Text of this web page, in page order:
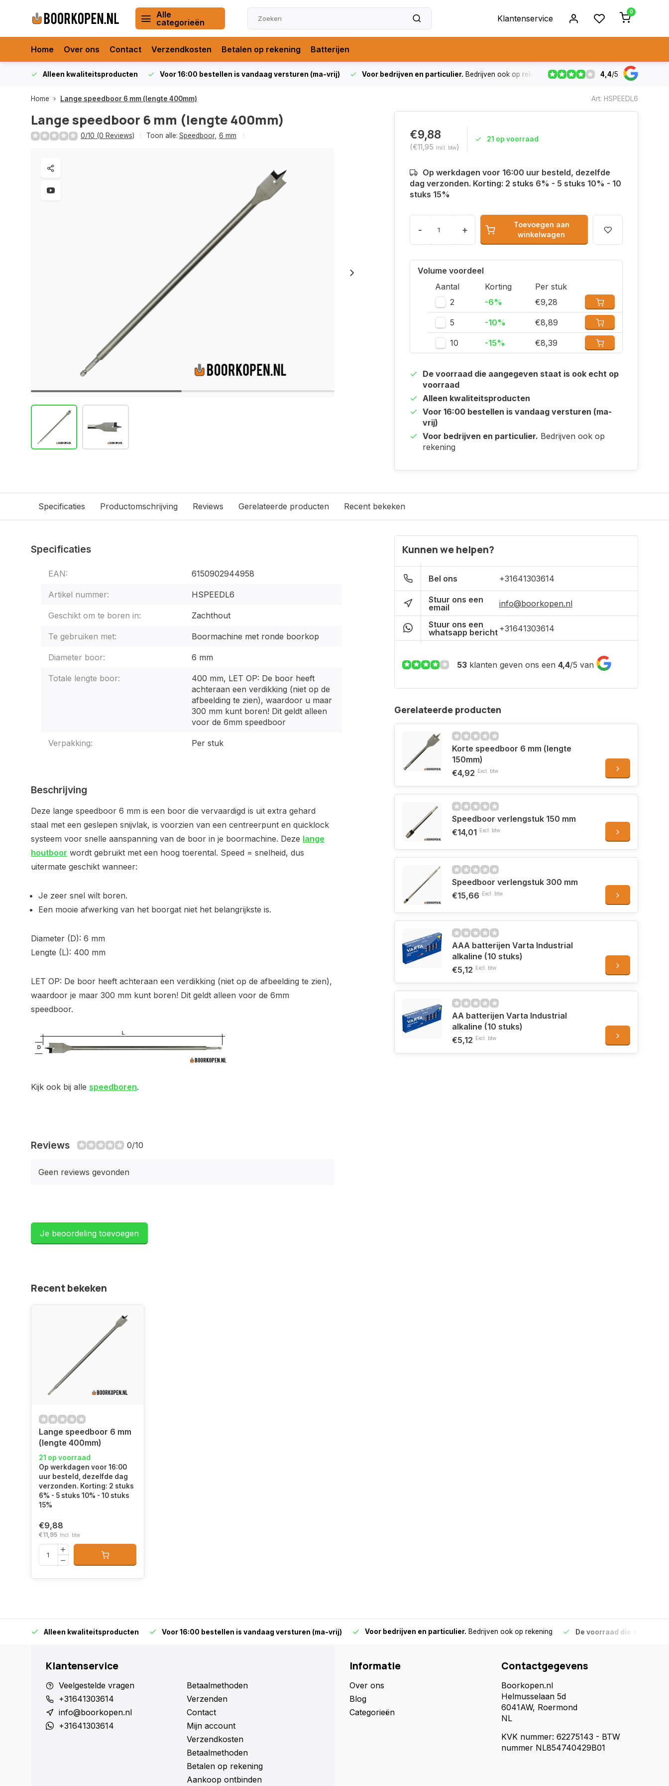
Alle
categorieën
Klantenservice
0
Home Over ons Contact Verzendkosten Betalen op rekening Batterijen
Alleen kwaliteitsproducten Voor 16:00 bestellen is vandaag versturen (ma-vrij) Voor bedrijven en particulier. Bedrijven ook op rekening De voorraad die
4,4/5
Home Lange speedboor 6 mm (lengte 400mm) Art: HSPEEDL6
Lange speedboor 6 mm (lengte 400mm)
0/10 (0 Reviews) Toon alle: Speedboor, 6 mm €9,88
(€11,95 Incl. btw)
21 op voorraad
Op werkdagen voor 16:00 uur besteld, dezelfde
dag verzonden. Korting: 2 stuks 6% - 5 stuks 10% - 10
stuks 15%
- +
Toevoegen aan
winkelwagen
Volume voordeel
Aantal
Korting
Per stuk
2
-6% €9,28
5 -10% €8,89
10 -15% €8,39
De voorraad die aangegeven staat is ook echt op
voorraad
Alleen kwaliteitsproducten
Voor 16:00 bestellen is vandaag versturen (ma-
vrij)
Voor bedrijven en particulier. Bedrijven ook op
rekening
Specificaties Productomschrijving Reviews Gerelateerde producten Recent bekeken
Specificaties
EAN: 6150902944958
Artikel nummer: HSPEEDL6
Geschikt om te boren in: Zachthout
Te gebruiken met: Boormachine met ronde boorkop
Diameter boor: 6 mm
Totale lengte boor:
400 mm, LET OP: De boor heeft
achteraan een verdikking (niet op de
afbeelding te zien), waardoor u maar
300 mm kunt boren! Dit geldt alleen
voor de 6mm speedboor
Verpakking: Per stuk
Beschrijving
Deze lange speedboor 6 mm is een boor die vervaardigd is uit extra gehard
staal met een geslepen snijvlak, is voorzien van een centreerpunt en quicklock
systeem voor snelle aanspanning van de boor in je boormachine. Deze lange
houtboor wordt gebruikt met een hoog toerental. Speed = snelheid, dus
uitermate geschikt wanneer:
Je zeer snel wilt boren.
Een mooie afwerking van het boorgat niet het belangrijkste is.
Diameter (D): 6 mm
Lengte (L): 400 mm
LET OP: De boor heeft achteraan een verdikking (niet op de afbeelding te zien),
waardoor je maar 300 mm kunt boren! Dit geldt alleen voor de 6mm
speedboor.
Kijk ook bij alle speedboren.
Reviews 0/10
Geen reviews gevonden
Je beoordeling toevoegen
Kunnen we helpen?
Bel ons +31641303614
Stuur ons een
email
info@boorkopen.nl
Stuur ons een
whatsapp bericht +31641303614
53 klanten geven ons een 4,4/5 van
Gerelateerde producten
Korte speedboor 6 mm (lengte
150mm)
€4,92 Excl. btw
Speedboor verlengstuk 150 mm
€14,01 Excl. btw
Speedboor verlengstuk 300 mm
€15,66 Excl. btw
AAA batterijen Varta Industrial
alkaline (10 stuks)
€5,12 Excl. btw
AA batterijen Varta Industrial
alkaline (10 stuks)
€5,12 Excl. btw
Recent bekeken
Lange speedboor 6 mm
(lengte 400mm)
21 op voorraad
Op werkdagen voor 16:00
uur besteld, dezelfde dag
verzonden. Korting: 2 stuks
6% - 5 stuks 10% - 10 stuks
15%
€9,88
€11,95 Incl. btw
Alleen kwaliteitsproducten Voor 16:00 bestellen is vandaag versturen (ma-vrij) Voor bedrijven en particulier. Bedrijven ook op rekening De voorraad die
Klantenservice
Veelgestelde vragen
+31641303614
info@boorkopen.nl
+31641303614
Betaalmethoden
Verzenden
Contact
Mijn account
Verzendkosten
Betaalmethoden
Betalen op rekening
Aankoop ontbinden
Informatie
Over ons
Blog
Categorieën
Contactgegevens
Boorkopen.nl
Helmusselaan 5d
6041AW, Roermond
NL
KVK nummer: 62275143 - BTW
nummer NL854740429B01